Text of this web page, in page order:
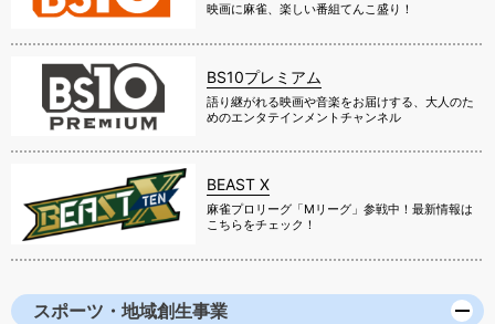
映画に麻雀、楽しい番組てんこ盛り！
BS10プレミアム
語り継がれる映画や音楽をお届けする、大人のた
めのエンタテインメントチャンネル
BEAST X
麻雀プロリーグ「Mリーグ」参戦中！最新情報は
こちらをチェック！
スポーツ・地域創生事業